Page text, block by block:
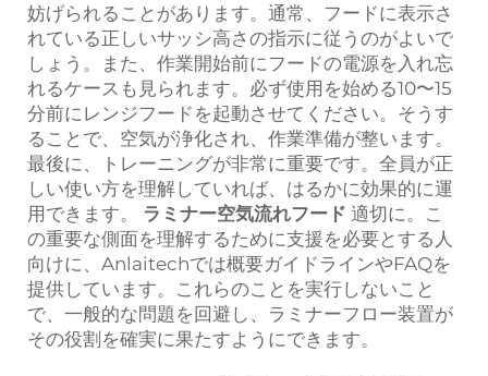
妨げられることがあります。通常、フードに表示さ
れている正しいサッシ高さの指示に従うのがよいで
しょう。また、作業開始前にフードの電源を入れ忘
れるケースも見られます。必ず使用を始める10〜15
分前にレンジフードを起動させてください。そうす
ることで、空気が浄化され、作業準備が整います。
最後に、トレーニングが非常に重要です。全員が正
しい使い方を理解していれば、はるかに効果的に運
用できます。 ラミナー空気流れフード 適切に。こ
の重要な側面を理解するために支援を必要とする人
向けに、Anlaitechでは概要ガイドラインやFAQを
提供しています。これらのことを実行しないこと
で、一般的な問題を回避し、ラミナーフロー装置が
その役割を確実に果たすようにできます。